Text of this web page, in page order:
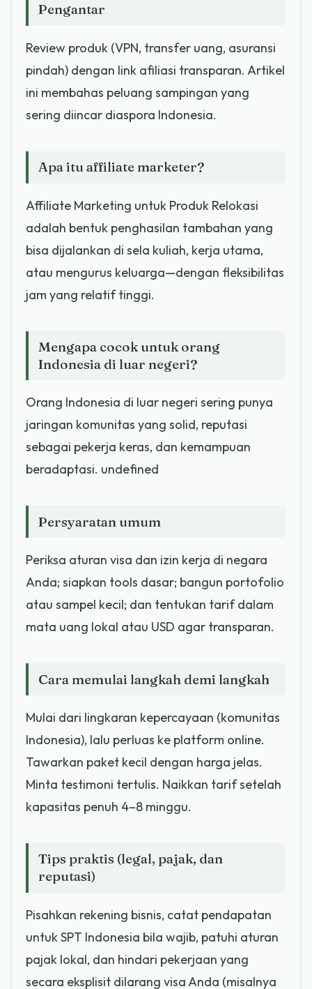
Pengantar
Review produk (VPN, transfer uang, asuransi
pindah) dengan link afiliasi transparan. Artikel
ini membahas peluang sampingan yang
sering diincar diaspora Indonesia.
Apa itu affiliate marketer?
Affiliate Marketing untuk Produk Relokasi
adalah bentuk penghasilan tambahan yang
bisa dijalankan di sela kuliah, kerja utama,
atau mengurus keluarga—dengan fleksibilitas
jam yang relatif tinggi.
Mengapa cocok untuk orang
Indonesia di luar negeri?
Orang Indonesia di luar negeri sering punya
jaringan komunitas yang solid, reputasi
sebagai pekerja keras, dan kemampuan
beradaptasi. undefined
Persyaratan umum
Periksa aturan visa dan izin kerja di negara
Anda; siapkan tools dasar; bangun portofolio
atau sampel kecil; dan tentukan tarif dalam
mata uang lokal atau USD agar transparan.
Cara memulai langkah demi langkah
Mulai dari lingkaran kepercayaan (komunitas
Indonesia), lalu perluas ke platform online.
Tawarkan paket kecil dengan harga jelas.
Minta testimoni tertulis. Naikkan tarif setelah
kapasitas penuh 4–8 minggu.
Tips praktis (legal, pajak, dan
reputasi)
Pisahkan rekening bisnis, catat pendapatan
untuk SPT Indonesia bila wajib, patuhi aturan
pajak lokal, dan hindari pekerjaan yang
secara eksplisit dilarang visa Anda (misalnya